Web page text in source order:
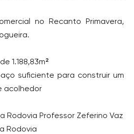
no Recanto Primavera,
1.188,83m²
suficiente para construir um
acolhedor
Rodovia Professor Zeferino Vaz
Rodovia